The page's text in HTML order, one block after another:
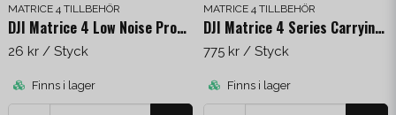
MATRICE 4 TILLBEHÖR
DJI Matrice 4 Low Noise Propellers
26 kr / Styck
Finns i lager
MATRICE 4 TILLBEHÖR
DJI Matrice 4 Series Carrying Case Strap
775 kr / Styck
Finns i lager